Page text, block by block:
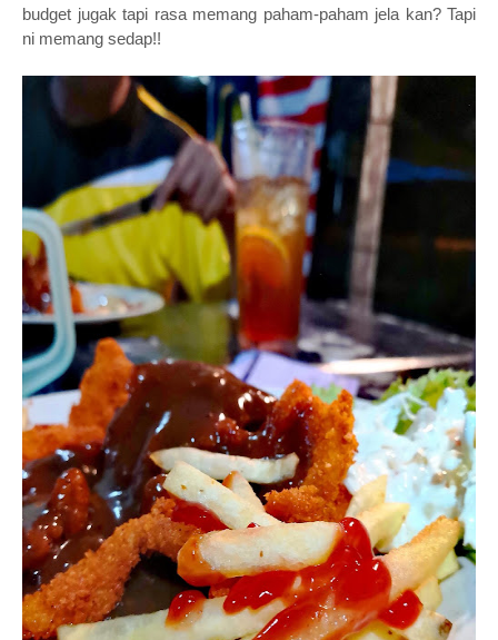
budget jugak tapi rasa memang paham-paham jela kan? Tapi
ni memang sedap!!